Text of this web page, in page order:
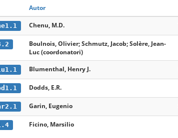
Autor
Chenu, M.D.
Boulnois, Olivier; Schmutz, Jacob; Solère, Jean-
Luc (coordonatori)
Blumenthal, Henry J.
Dodds, E.R.
Garin, Eugenio
Ficino, Marsilio